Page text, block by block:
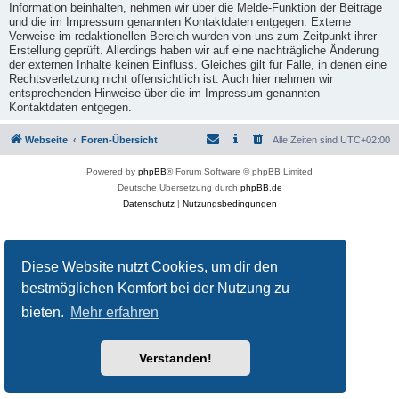
Diese Website nutzt Cookies, um dir den
bestmöglichen Komfort bei der Nutzung zu
bieten. Mehr erfahren
Verstanden!
Information beinhalten, nehmen wir über die Melde-Funktion der Beiträge
und die im Impressum genannten Kontaktdaten entgegen. Externe
Verweise im redaktionellen Bereich wurden von uns zum Zeitpunkt ihrer
Erstellung geprüft. Allerdings haben wir auf eine nachträgliche Änderung
der externen Inhalte keinen Einfluss. Gleiches gilt für Fälle, in denen eine
Rechtsverletzung nicht offensichtlich ist. Auch hier nehmen wir
entsprechenden Hinweise über die im Impressum genannten
Kontaktdaten entgegen.
Webseite Foren-Übersicht Alle Zeiten sind UTC+02:00
Powered by phpBB® Forum Software © phpBB Limited
Deutsche Übersetzung durch phpBB.de
Datenschutz| Nutzungsbedingungen